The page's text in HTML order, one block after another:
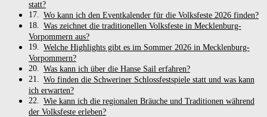
statt?
Wo kann ich den Eventkalender für die Volksfeste 2026 finden?
Was zeichnet die traditionellen Volksfeste in Mecklenburg-
Vorpommern aus?
Welche Highlights gibt es im Sommer 2026 in Mecklenburg-
Vorpommern?
Was kann ich über die Hanse Sail erfahren?
Wo finden die Schweriner Schlossfestspiele statt und was kann
ich erwarten?
Wie kann ich die regionalen Bräuche und Traditionen während
der Volksfeste erleben?